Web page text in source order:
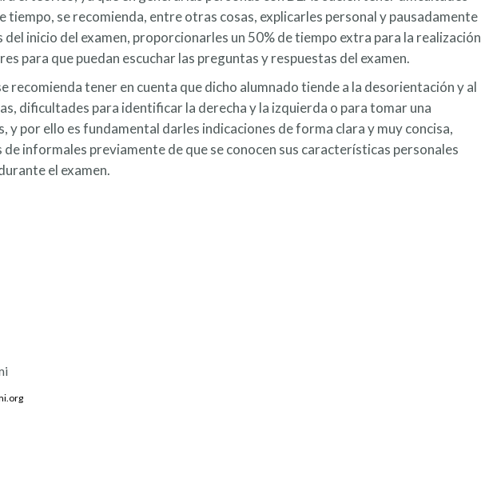
tiempo, se recomienda, entre otras cosas, explicarles personal y pausadamente
inicio del examen, proporcionarles un 50% de tiempo extra para la realización
para que puedan escuchar las preguntas y respuestas del examen.
recomienda tener en cuenta que dicho alumnado tiende a la desorientación y al
dificultades para identificar la derecha y la izquierda o para tomar una
y por ello es fundamental darles indicaciones de forma clara y muy concisa,
informales previamente de que se conocen sus características personales
el examen.